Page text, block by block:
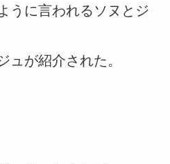
うに言われるソヌとジ
ュが紹介された。